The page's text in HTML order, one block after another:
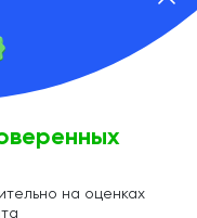
массовой
января 2019 г.
в сфере связи,
на оценках